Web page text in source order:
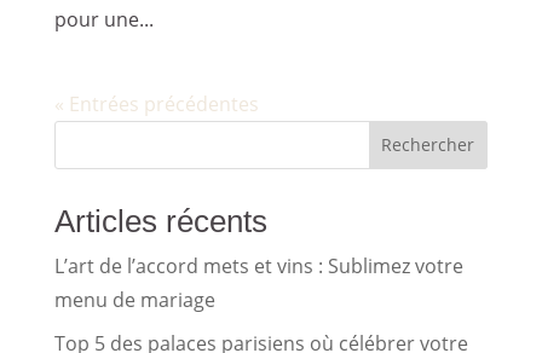
pour une...
« Entrées précédentes
Rechercher
Articles récents
L’art de l’accord mets et vins : Sublimez votre
menu de mariage
Top 5 des palaces parisiens où célébrer votre